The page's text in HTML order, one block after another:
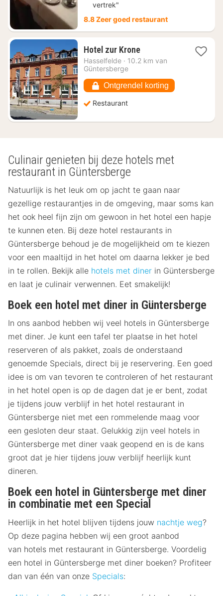
vertrek"
8.8 Zeer goed restaurant
Hotel zur Krone1
nacht
51,40
Hasselfelde · 10.2 km van
Güntersberge
Ontgrendel korting
Restaurant
Culinair genieten bij deze hotels met
restaurant in Güntersberge
Natuurlijk is het leuk om op jacht te gaan naar
gezellige restaurantjes in de omgeving, maar soms kan
het ook heel fijn zijn om gewoon in het hotel een hapje
te kunnen eten. Bij deze hotel restaurants in
Güntersberge behoud je de mogelijkheid om te kiezen
voor een maaltijd in het hotel om daarna lekker je bed
in te rollen. Bekijk alle hotels met diner in Güntersberge
en laat je culinair verwennen. Eet smakelijk!
Boek een hotel met diner in Güntersberge
In ons aanbod hebben wij veel hotels in Güntersberge
met diner. Je kunt een tafel ter plaatse in het hotel
reserveren of als pakket, zoals de onderstaand
genoemde Specials, direct bij je reservering. Een goed
idee is om van tevoren te controleren of het restaurant
in het hotel open is op de dagen dat je er bent, zodat
je tijdens jouw verblijf in het hotel restaurant in
Güntersberge niet met een rommelende maag voor
een gesloten deur staat. Gelukkig zijn veel hotels in
Güntersberge met diner vaak geopend en is de kans
groot dat je hier tijdens jouw verblijf heerlijk kunt
dineren.
Boek een hotel in Güntersberge met diner
in combinatie met een Special
Heerlijk in het hotel blijven tijdens jouw nachtje weg?
Op deze pagina hebben wij een groot aanbod
van hotels met restaurant in Güntersberge. Voordelig
een hotel in Güntersberge met diner boeken? Profiteer
dan van één van onze Specials: